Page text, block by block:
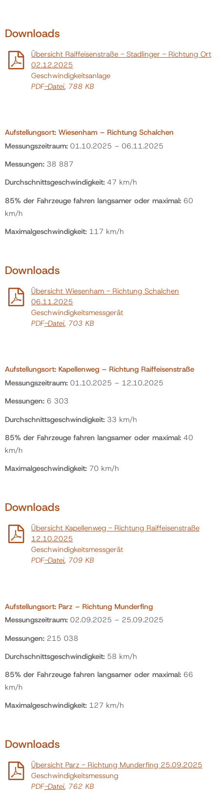
Downloads
Übersicht Raiffeisenstraße - Stadlinger - Richtung Ort
02.12.2025
Geschwindigkeitsanlage
PDF-Datei, 788 KB
Aufstellungsort: Wiesenham – Richtung Schalchen
Messungszeitraum: 01.10.2025 – 06.11.2025
Messungen: 38 887
Durchschnittsgeschwindigkeit: 47 km/h
85% der Fahrzeuge fahren langsamer oder maximal: 60
km/h
Maximalgeschwindigkeit: 117 km/h
Downloads
Übersicht Wiesenham - Richtung Schalchen
06.11.2025
Geschwindigkeitsmessgerät
PDF-Datei, 703 KB
Aufstellungsort: Kapellenweg – Richtung Raiffeisenstraße
Messungszeitraum: 01.10.2025 – 12.10.2025
Messungen: 6 303
Durchschnittsgeschwindigkeit: 33 km/h
85% der Fahrzeuge fahren langsamer oder maximal: 40
km/h
Maximalgeschwindigkeit: 70 km/h
Downloads
Übersicht Kapellenweg - Richtung Raiffeisenstraße
12.10.2025
Geschwindigkeitsmessgerät
PDF-Datei, 709 KB
Aufstellungsort: Parz – Richtung Munderfing
Messungszeitraum: 02.09.2025 – 25.09.2025
Messungen: 215 038
Durchschnittsgeschwindigkeit: 58 km/h
85% der Fahrzeuge fahren langsamer oder maximal: 66
km/h
Maximalgeschwindigkeit: 127 km/h
Downloads
Übersicht Parz - Richtung Munderfing 25.09.2025
Geschwindigkeitsmessung
PDF-Datei, 762 KB